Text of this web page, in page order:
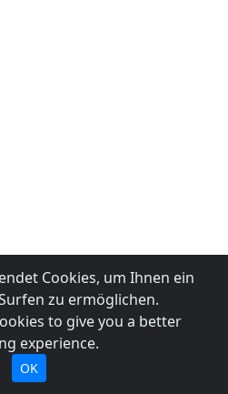
Cookies, um Ihnen ein
zu ermöglichen.
to give you a better
experience.
OK